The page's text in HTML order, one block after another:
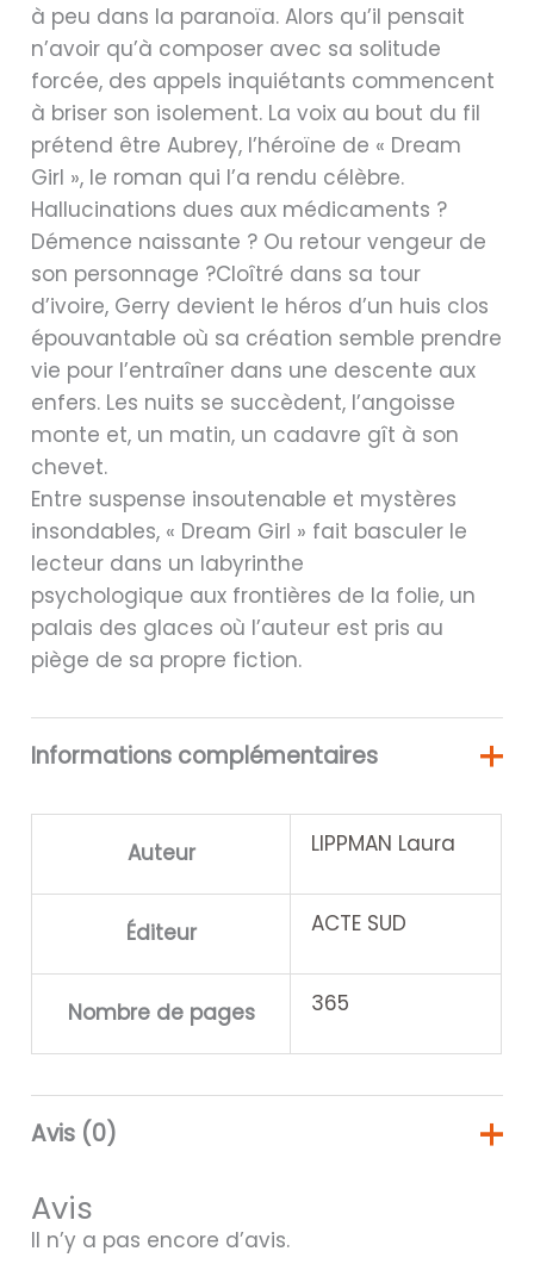
à peu dans la paranoïa. Alors qu’il pensait
n’avoir qu’à composer avec sa solitude
forcée, des appels inquiétants commencent
à briser son isolement. La voix au bout du fil
prétend être Aubrey, l’héroïne de « Dream
Girl », le roman qui l’a rendu célèbre.
Hallucinations dues aux médicaments ?
Démence naissante ? Ou retour vengeur de
son personnage ?Cloîtré dans sa tour
d’ivoire, Gerry devient le héros d’un huis clos
épouvantable où sa création semble prendre
vie pour l’entraîner dans une descente aux
enfers. Les nuits se succèdent, l’angoisse
monte et, un matin, un cadavre gît à son
chevet.
Entre suspense insoutenable et mystères
insondables, « Dream Girl » fait basculer le
lecteur dans un labyrinthe
psychologique aux frontières de la folie, un
palais des glaces où l’auteur est pris au
piège de sa propre fiction.
Informations complémentaires
Auteur LIPPMAN Laura
Éditeur ACTE SUD
Nombre de pages 365
Avis (0)
Avis
Il n’y a pas encore d’avis.